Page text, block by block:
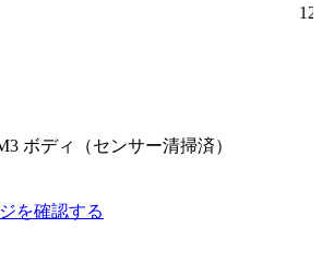
ボディ（センサー清掃済）
を確認する